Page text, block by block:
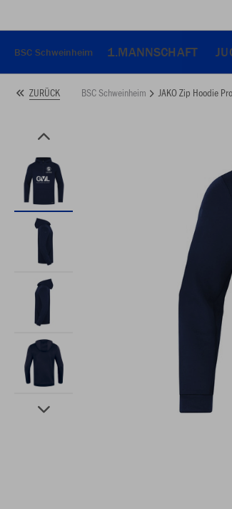
BSC Schweinheim 1.MANNSCHAFT
ZURÜCK BSC Schweinheim JAKO Zip Hoodie